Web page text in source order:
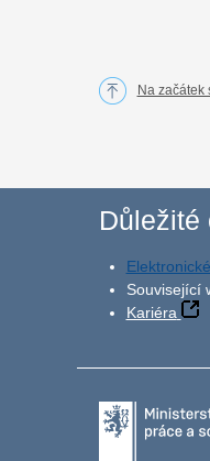
Na začátek
Důležité
Související
Kariéra